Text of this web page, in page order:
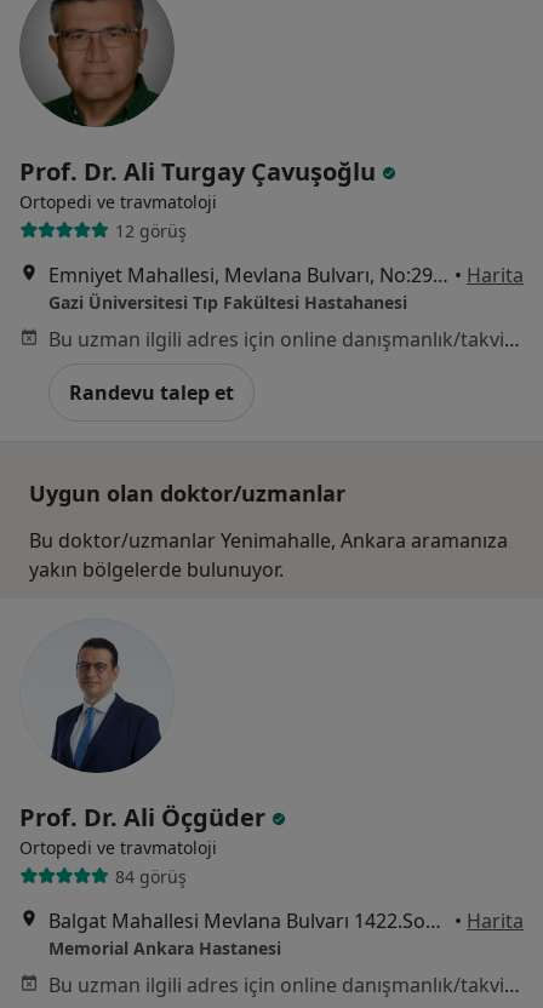
Prof. Dr. Ali Turgay Çavuşoğlu
Ortopedi ve travmatoloji
12 görüş
Emniyet Mahallesi, Mevlana Bulvarı, No:29, Ankara • Harita
Gazi Üniversitesi Tıp Fakültesi Hastahanesi
Bu uzman ilgili adres için online danışmanlık/takvim sunmuyor.
Randevu talep et
Uygun olan doktor/uzmanlar
Bu doktor/uzmanlar Yenimahalle, Ankara aramanıza
yakın bölgelerde bulunuyor.
Prof. Dr. Ali Öçgüder
Ortopedi ve travmatoloji
84 görüş
Balgat Mahallesi Mevlana Bulvarı 1422.Sokak No:4, Çankaya • Harita
Memorial Ankara Hastanesi
Bu uzman ilgili adres için online danışmanlık/takvim sunmuyor.